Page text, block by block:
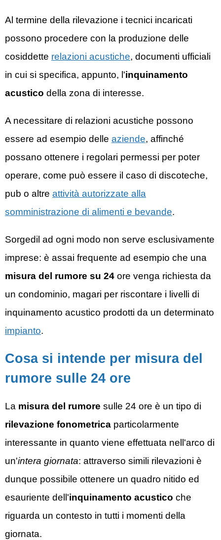
Al termine della rilevazione i tecnici incaricati
possono procedere con la produzione delle
cosiddette relazioni acustiche, documenti ufficiali
in cui si specifica, appunto, l'inquinamento
acustico della zona di interesse.
A necessitare di relazioni acustiche possono
essere ad esempio delle aziende, affinché
possano ottenere i regolari permessi per poter
operare, come può essere il caso di discoteche,
pub o altre attività autorizzate alla
somministrazione di alimenti e bevande.
Sorgedil ad ogni modo non serve esclusivamente
imprese: è assai frequente ad esempio che una
misura del rumore su 24 ore venga richiesta da
un condominio, magari per riscontare i livelli di
inquinamento acustico prodotti da un determinato
impianto.
Cosa si intende per misura del
rumore sulle 24 ore
La misura del rumore sulle 24 ore è un tipo di
rilevazione fonometrica particolarmente
interessante in quanto viene effettuata nell'arco di
un'intera giornata: attraverso simili rilevazioni è
dunque possibile ottenere un quadro nitido ed
esauriente dell'inquinamento acustico che
riguarda un contesto in tutti i momenti della
giornata.